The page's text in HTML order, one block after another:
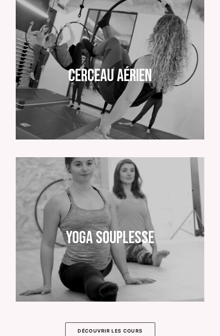
Cerceau aérien
Yoga Souplesse
DÉCOUVRIR LES COURS